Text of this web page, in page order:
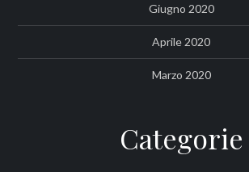
Giugno 2020
Aprile 2020
Marzo 2020
Categorie